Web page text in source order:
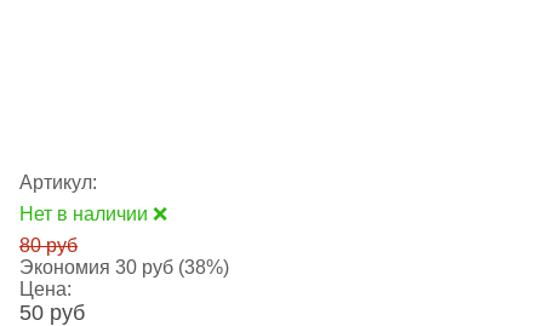
Артикул:
Нет в наличии ❌
80 руб
Экономия 30 руб (38%)
Цена:
50 руб